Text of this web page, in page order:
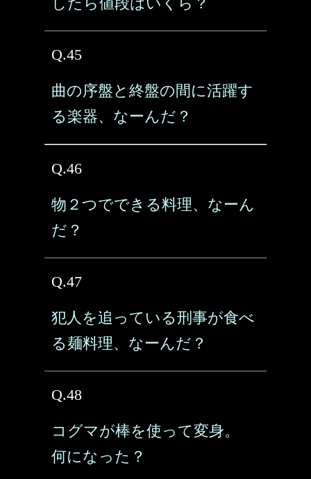
Q.45
曲の序盤と終盤の間に活躍す
る楽器、なーんだ？
Q.46
物２つでできる料理、なーん
だ？
Q.47
犯人を追っている刑事が食べ
る麺料理、なーんだ？
Q.48
コグマが棒を使って変身。
何になった？